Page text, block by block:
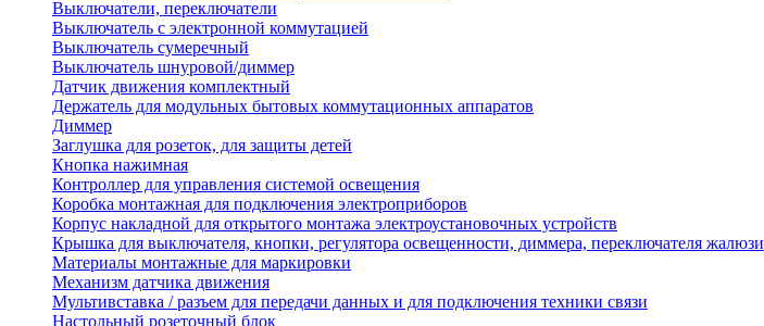
Выключатели, переключатели
Выключатель с электронной коммутацией
Выключатель сумеречный
Выключатель шнуровой/диммер
Датчик движения комплектный
Держатель для модульных бытовых коммутационных аппаратов
Диммер
Заглушка для розеток, для защиты детей
Кнопка нажимная
Контроллер для управления системой освещения
Коробка монтажная для подключения электроприборов
Корпус накладной для открытого монтажа электроустановочных устройств
Крышка для выключателя, кнопки, регулятора освещенности, диммера, переключателя жалюзи
Материалы монтажные для маркировки
Механизм датчика движения
Мультивставка / разъем для передачи данных и для подключения техники связи
Настольный розеточный блок